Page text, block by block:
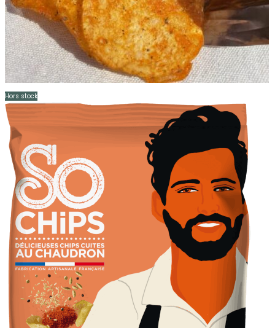
Hors stock